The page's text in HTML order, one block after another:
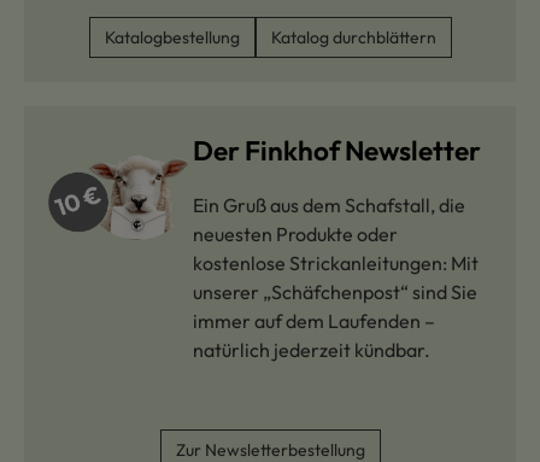
Katalogbestellung Katalog durchblättern
Der Finkhof Newsletter
Ein Gruß aus dem Schafstall, die
neuesten Produkte oder
kostenlose Strickanleitungen: Mit
unserer „Schäfchenpost“ sind Sie
immer auf dem Laufenden –
natürlich jederzeit kündbar.
Zur Newsletterbestellung